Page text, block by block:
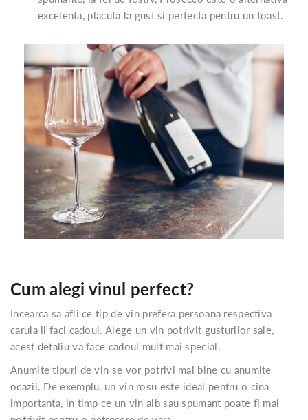
excelenta, placuta la gust si perfecta pentru un toast.
Cum alegi vinul perfect?
Incearca sa afli ce tip de vin prefera persoana respectiva
caruia ii faci cadoul. Alege un vin potrivit gusturilor sale,
acest detaliu va face cadoul mult mai special.
Anumite tipuri de vin se vor potrivi mai bine cu anumite
ocazii. De exemplu, un vin rosu este ideal pentru o cina
importanta, in timp ce un vin alb sau spumant poate fi mai